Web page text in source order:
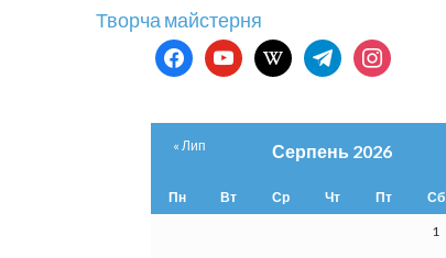
Творча майстерня
facebookyoutubewikipediatelegraminstagram
Серпень 2026
Пн Вт Ср Чт Пт Сб
1
« Лип